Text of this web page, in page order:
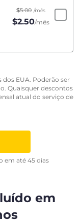
$5.00 /mês
$2.50/mês
EUA. Poderão ser
Quaisquer descontos
atual do serviço de
em até 45 dias
em